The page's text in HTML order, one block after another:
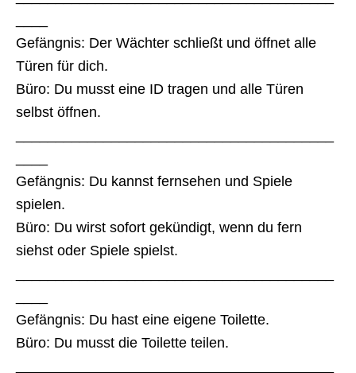
Gefängnis: Der Wächter schließt und öffnet alle
Türen für dich.
Büro: Du musst eine ID tragen und alle Türen
selbst öffnen.
Gefängnis: Du kannst fernsehen und Spiele
spielen.
Büro: Du wirst sofort gekündigt, wenn du fern
siehst oder Spiele spielst.
Gefängnis: Du hast eine eigene Toilette.
Büro: Du musst die Toilette teilen.